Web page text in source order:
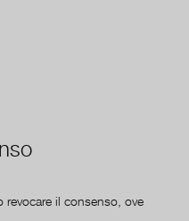
revocare il consenso, ove